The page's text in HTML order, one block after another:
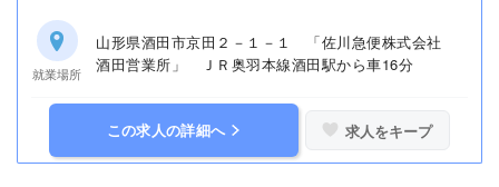
就業場所
山形県酒田市京田２－１－１ 「佐川急便株式会社
酒田営業所」 ＪＲ奥羽本線酒田駅から車16分
この求人の詳細へ 求人をキープ